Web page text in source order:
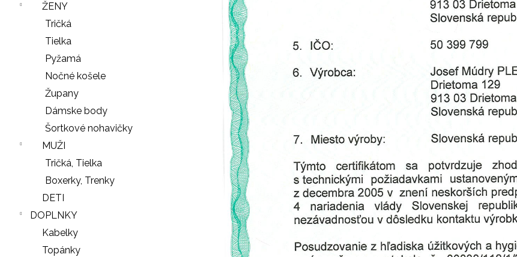
ŽENY
Tričká
Tielka
Pyžamá
Nočné košele
Župany
Dámske body
Šortkové nohavičky
MUŽI
Tričká, Tielka
Boxerky, Trenky
DETI
DOPLNKY
Kabelky
Topánky